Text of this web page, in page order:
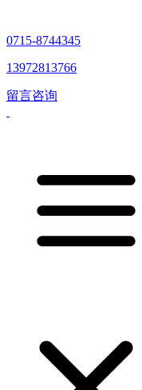
0715-8744345
13972813766
留言咨询